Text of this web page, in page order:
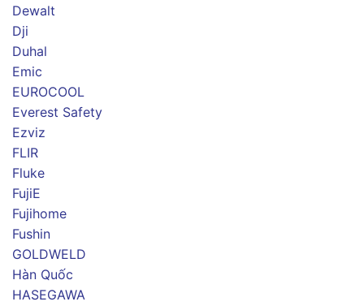
Dewalt
Dji
Duhal
Emic
EUROCOOL
Everest Safety
Ezviz
FLIR
Fluke
FujiE
Fujihome
Fushin
GOLDWELD
Hàn Quốc
HASEGAWA